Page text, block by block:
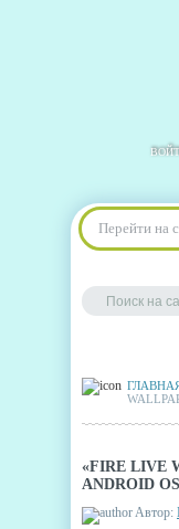
Перейти на
«FIRE LIVE
ANDROID OS
Автор: